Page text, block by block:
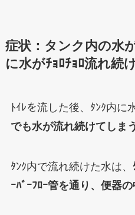
症状：タンク内の水
に水がﾁｮﾛﾁｮﾛ流れ続
ﾄｲﾚを流した後、ﾀﾝｸ内に
でも水が流れ続けてしま
ﾀﾝｸ内で流れ続けた水は、
ｰﾊﾞｰﾌﾛｰ管を通り、便器